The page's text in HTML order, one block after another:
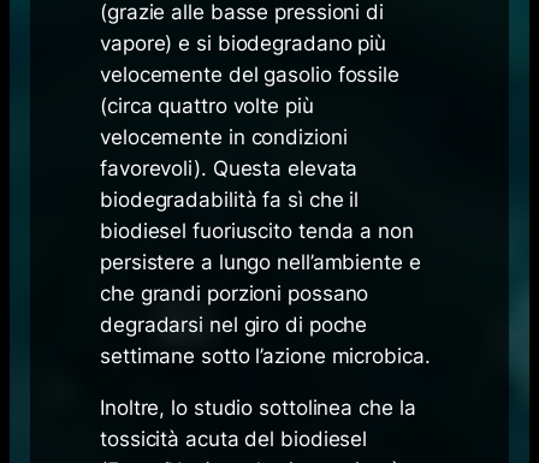
(grazie alle basse pressioni di
vapore) e si biodegradano più
velocemente del gasolio fossile
(circa quattro volte più
velocemente in condizioni
favorevoli). Questa elevata
biodegradabilità fa sì che il
biodiesel fuoriuscito tenda a non
persistere a lungo nell’ambiente e
che grandi porzioni possano
degradarsi nel giro di poche
settimane sotto l’azione microbica.
Inoltre, lo studio sottolinea che la
tossicità acuta del biodiesel